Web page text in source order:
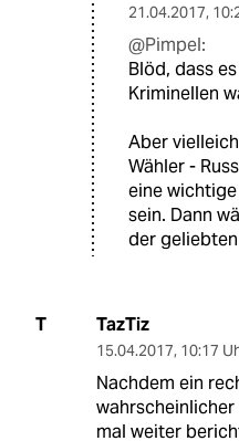
21.04.2017,
@Pimpel:
Blöd, dass
Kriminellen
Aber
Wähler -
eine
sein. Dann
der
T TazTiz
15.04.2017, 10:17
Nachdem ein
mal weiter